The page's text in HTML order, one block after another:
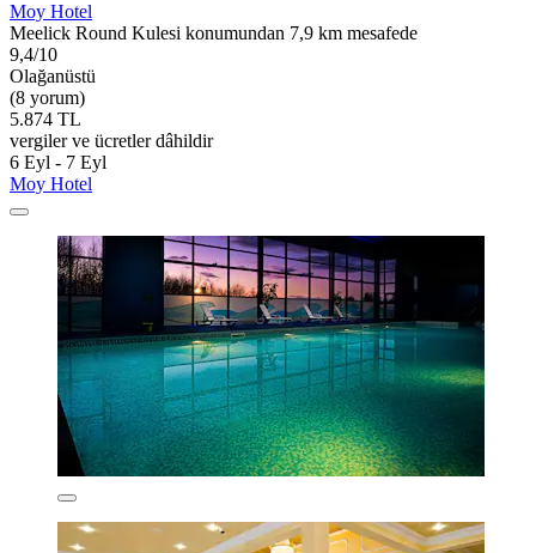
Moy Hotel
Meelick Round Kulesi konumundan 7,9 km mesafede
9,4/10
Olağanüstü
(8 yorum)
5.874 TL
vergiler ve ücretler dâhildir
6 Eyl - 7 Eyl
Moy Hotel